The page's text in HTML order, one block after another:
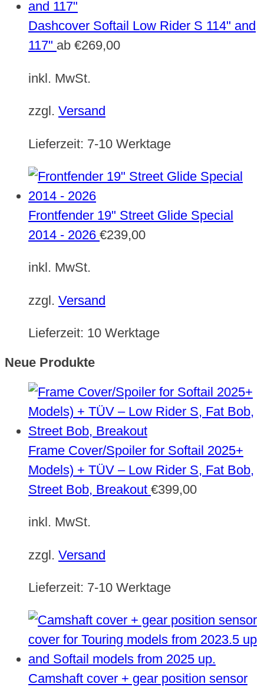
Dashcover Softail Low Rider S 114" and
117" ab €269,00
inkl. MwSt.
zzgl. Versand
Lieferzeit: 7-10 Werktage
Frontfender 19" Street Glide Special
2014 - 2026 €239,00
inkl. MwSt.
zzgl. Versand
Lieferzeit: 10 Werktage
Neue Produkte
Frame Cover/Spoiler for Softail 2025+
Models) + TÜV – Low Rider S, Fat Bob,
Street Bob, Breakout €399,00
inkl. MwSt.
zzgl. Versand
Lieferzeit: 7-10 Werktage
Camshaft cover + gear position sensor